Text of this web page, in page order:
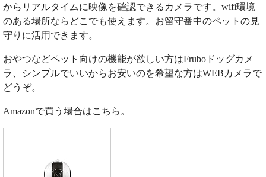
からリアルタイムに映像を確認できるカメラです。wifi環境
のある場所ならどこでも使えます。お留守番中のペットの見
守りに活用できます。
おやつなどペット向けの機能が欲しい方はFruboドッグカメ
ラ、シンプルでいいからお安いのを希望な方はWEBカメラで
どうぞ。
Amazonで買う場合はこちら。